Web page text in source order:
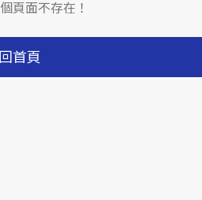
頁面不存在！
首頁